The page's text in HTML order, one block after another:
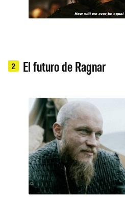
2 El futuro de Ragnar